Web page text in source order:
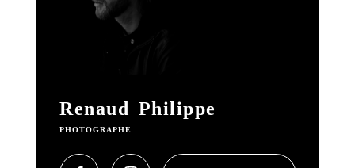
Renaud Philippe
PHOTOGRAPHE